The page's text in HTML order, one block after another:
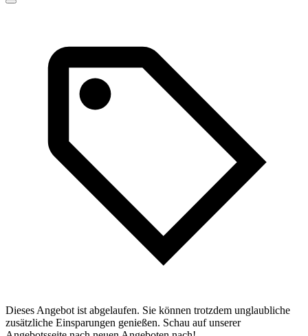
Dieses Angebot ist abgelaufen. Sie können trotzdem unglaubliche
zusätzliche Einsparungen genießen. Schau auf unserer